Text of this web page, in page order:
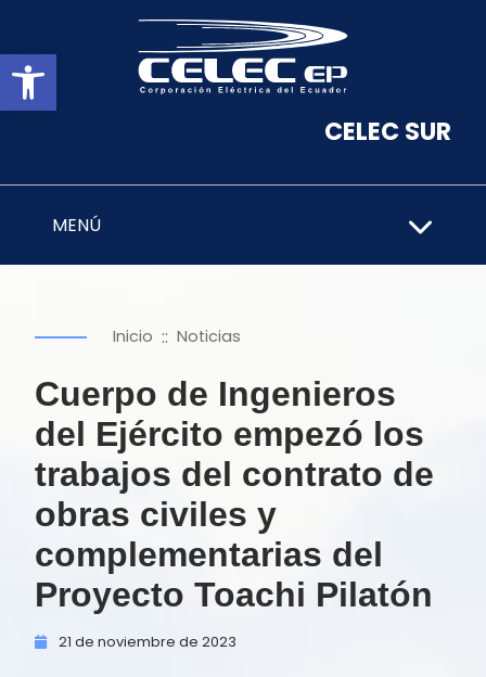
Abrir barra de herramientas
CELEC SUR
MENÚ
Inicio :: Noticias
Cuerpo de Ingenieros
del Ejército empezó los
trabajos del contrato de
obras civiles y
complementarias del
Proyecto Toachi Pilatón
21 de noviembre de 2023